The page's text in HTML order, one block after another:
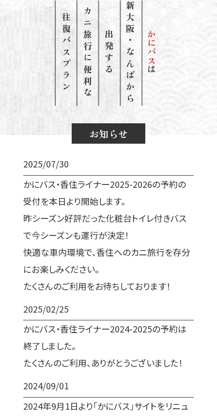
かにバス
は
新大阪・なんばから
出発する
カニ旅行に便利な
往復バスプラン
お知らせ
2025/07/30
かにバス・香住ライナー2025-2026の予約の
受付を本日より開始します。
昨シーズン好評だった化粧台トイレ付きバス
で今シーズンも運行が決定！
快適な車内環境で、香住へのカニ旅行を存分
にお楽しみください。
たくさんのご利用をお待ちしております！
2025/02/25
かにバス・香住ライナー2024-2025の予約は
終了しました。
たくさんのご利用、ありがとうございました！
2024/09/01
2024年9月1日より「かにバス」サイトをリニュ